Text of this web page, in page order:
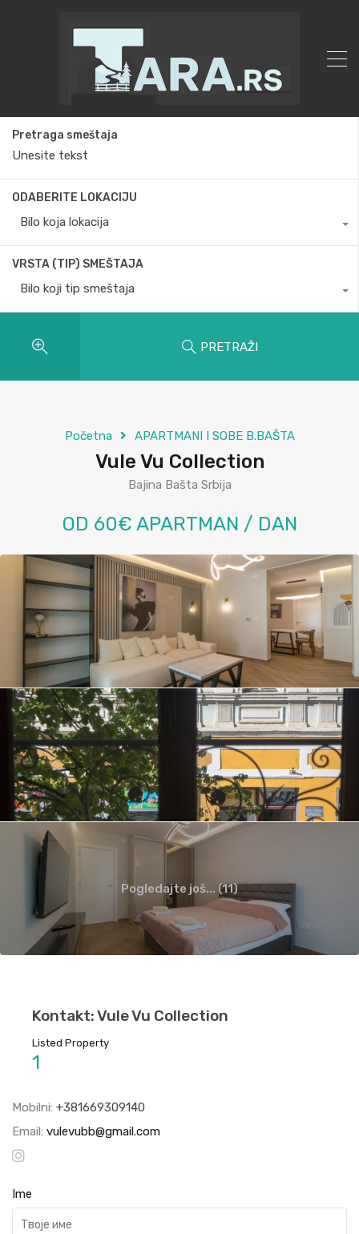
Pretraga smeštaja
ODABERITE LOKACIJU
Bilo koja lokacija
VRSTA (TIP) SMEŠTAJA
Bilo koji tip smeštaja
PRETRAŽI
Početna APARTMANI I SOBE B.BAŠTA
Vule Vu Collection
Bajina Bašta Srbija
OD 60€ APARTMAN / DAN
Pogledajte još... (11)
Kontakt: Vule Vu Collection
Listed Property
1
Mobilni: +381669309140
Email: vulevubb@gmail.com
Ime